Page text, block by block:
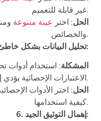
غير قابلة للتعميم.
الحل: اختر عينة متنوعة
والخصائص.
5. تحليل البيانات بشكل خاطئ:
المشكلة: استخدام أدوات
الاعتبارات الإحصائية يؤدي إلى نتائج غير دقيقة.
الحل: اختر الأدوات
كيفية استخدامها.
6. إهمال التوثيق الجيد: